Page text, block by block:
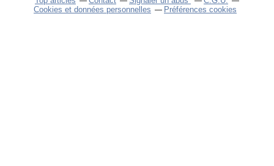
Cookies et données personnelles
Préférences cookies